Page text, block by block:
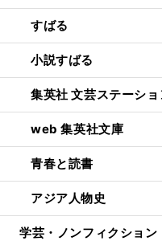
すばる
小説すばる
集英社 文芸ステーショ
web 集英社文庫
青春と読書
アジア人物史
学芸・ノンフィクション